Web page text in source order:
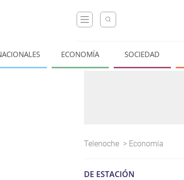
ECONOMÍA SOCIEDAD
Telenoche > Economía
DE ESTACIÓN